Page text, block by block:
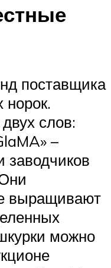
поставщика
норок.
слов:
–
заводчиков
выращивают
можно